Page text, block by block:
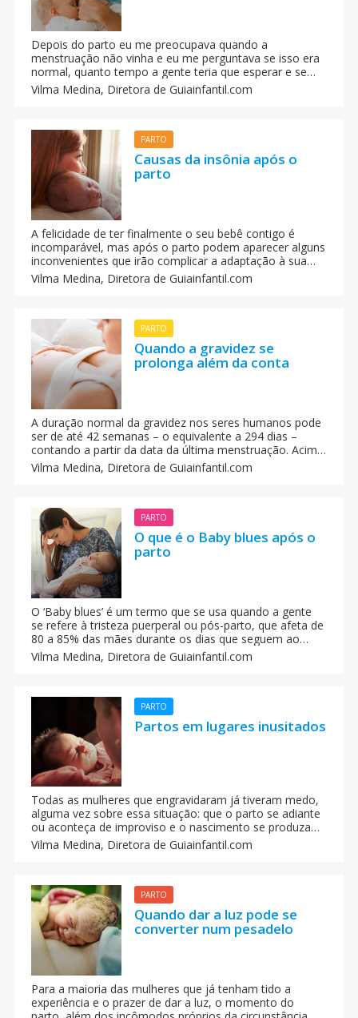
Depois do parto eu me preocupava quando a
menstruação não vinha e eu me perguntava se isso era
normal, quanto tempo a gente teria que esperar e se
realmente influencia ou não dar o peito ao bebê. Além
disso, transcorrida a quarentena e com o início das
ainda mais.
Vilma Medina, Diretora de Guiainfantil.com
PARTO
Causas da insônia após o
parto
A felicidade de ter finalmente o seu bebê contigo é
incomparável, mas após o parto podem aparecer alguns
inconvenientes que irão complicar a adaptação à sua
nova situação de mamãe. E a insônia será a sua pior
companhia de maternidade.
Vilma Medina, Diretora de Guiainfantil.com
PARTO
Quando a gravidez se
prolonga além da conta
A duração normal da gravidez nos seres humanos pode
ser de até 42 semanas – o equivalente a 294 dias –
contando a partir da data da última menstruação. Acima
desse período a gente considera como uma gravidez
cronologicamente prolongada.
Vilma Medina, Diretora de Guiainfantil.com
PARTO
O que é o Baby blues após o
parto
O ‘Baby blues’ é um termo que se usa quando a gente
se refere à tristeza puerperal ou pós-parto, que afeta de
80 a 85% das mães durante os dias que seguem ao
parto, provavelmente devido às alterações hormonais
que estão sofrendo neste momento crucial das suas
Vilma Medina, Diretora de Guiainfantil.com
PARTO
Partos em lugares inusitados
Todas as mulheres que engravidaram já tiveram medo,
alguma vez sobre essa situação: que o parto se adiante
ou aconteça de improviso e o nascimento se produza
em um elevador, em um táxi, no trabalho ou em um
Vilma Medina, Diretora de Guiainfantil.com
PARTO
Quando dar a luz pode se
converter num pesadelo
Para a maioria das mulheres que já tenham tido a
experiência e o prazer de dar a luz, o momento do